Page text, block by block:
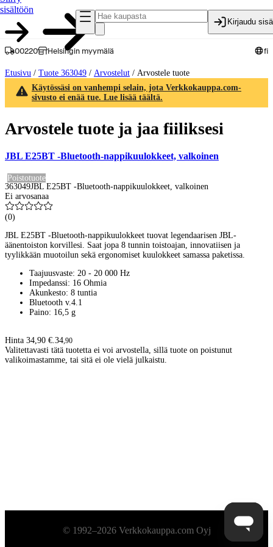
sisältöön
Kirjaudu
00220 Helsingin myymälä fi
Etusivu / Tuote 363049 / Arvostelut / Arvostele tuote
Käytössäsi on vanhempi selain, jota Verkkokauppa.com-
sivusto ei enää tue. Lue lisää täältä.
Arvostele tuote ja jaa fiiliksesi
JBL E25BT -Bluetooth-nappikuulokkeet, valkoinen
Poistotuote
363049JBL E25BT -Bluetooth-nappikuulokkeet, valkoinen
Ei arvosanaa
(0)
JBL E25BT -Bluetooth-nappikuulokkeet tuovat legendaarisen JBL-
äänentoiston korvillesi. Saat jopa 8 tunnin toistoajan, innovatiisen ja
tyylikkään muotoilun sekä ergonomiset kuulokkeet samassa paketissa.
Taajuusvaste: 20 - 20 000 Hz
Impedanssi: 16 Ohmia
Akunkesto: 8 tuntia
Bluetooth v.4.1
Paino: 16,5 g
Hinta 34,90 €. 34,90
Valitettavasti tätä tuotetta ei voi arvostella, sillä tuote on poistunut
valikoimastamme, tai sitä ei ole vielä julkaistu.
Alatunniste© 1992–2026 Verkkokauppa.com Oyj